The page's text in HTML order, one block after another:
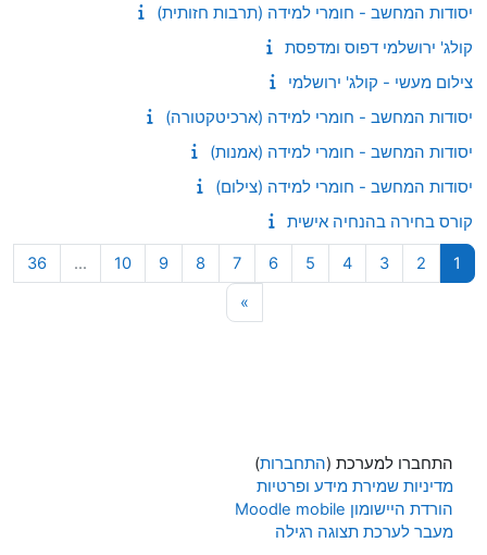
יסודות המחשב - חומרי למידה (תרבות חזותית)
קולג' ירושלמי דפוס ומדפסת
צילום מעשי - קולג' ירושלמי
יסודות המחשב - חומרי למידה (ארכיטקטורה)
יסודות המחשב - חומרי למידה (אמנות)
יסודות המחשב - חומרי למידה (צילום)
קורס בחירה בהנחיה אישית
1 עמוד 1
2 עמוד 2
3 עמוד 3
4עמוד 4
5 עמוד 5
6 עמוד 6
7עמוד 7
8 עמוד 8
9 עמוד 910עמוד 10
…
36
»
התחברו למערכת (התחברות)
מדיניות שמירת מידע ופרטיות
הורדת היישומון Moodle mobile
מעבר לערכת תצוגה רגילה